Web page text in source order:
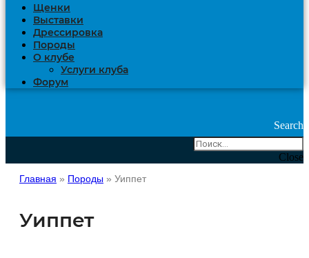
Щенки
Выставки
Дрессировка
Породы
О клубе
Услуги клуба
Форум
Search
Close
Главная » Породы » Уиппет
Уиппет